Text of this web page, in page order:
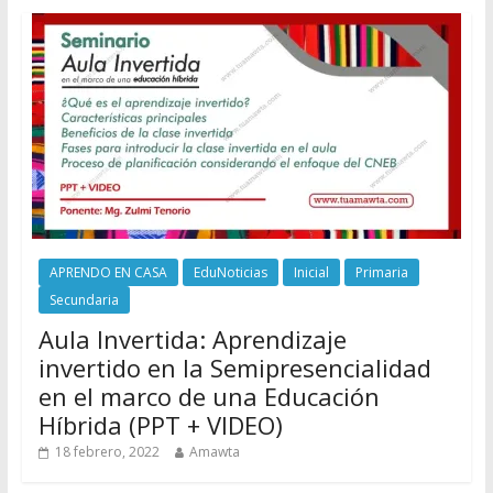
APRENDO EN CASA EduNoticias Inicial
Primaria
Secundaria
Aula Invertida: Aprendizaje
invertido en la Semipresencialidad
en el marco de una Educación
Híbrida (PPT + VIDEO)
18 febrero, 2022 Amawta